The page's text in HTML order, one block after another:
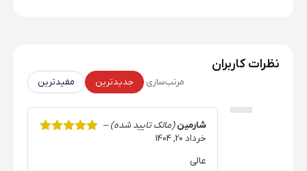
نظرات کاربران
مرتب‌سازی: جدیدترین مفیدترین
شارمین(مالک تایید شده) –
خرداد 20, 1404
عالی